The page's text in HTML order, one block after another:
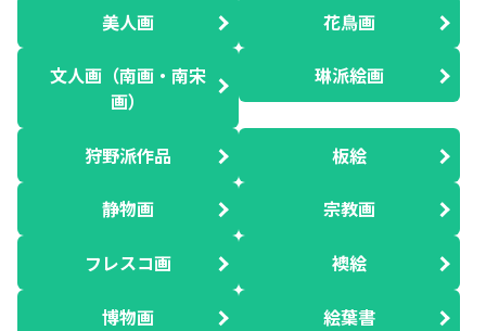
美人画 花鳥画
文人画（南画・南宋
画）
琳派絵画
狩野派作品 板絵
静物画 宗教画
フレスコ画 襖絵
博物画 絵葉書